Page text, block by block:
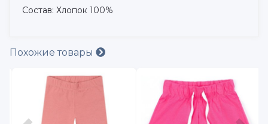
Состав: Хлопок 100%
Похожие товары